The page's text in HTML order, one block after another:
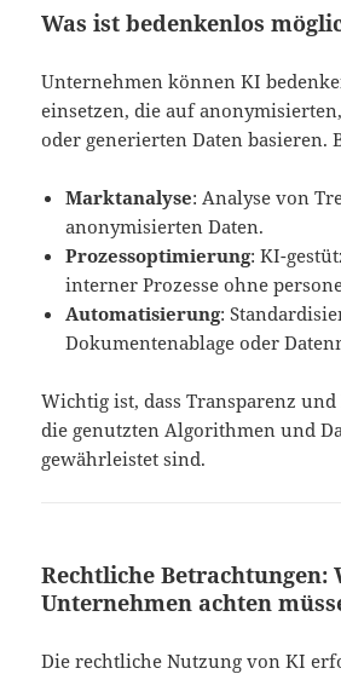
Was ist bedenkenlos
Unternehmen können KI
einsetzen, die auf
oder generierten Daten basieren.
Marktanalyse: Analyse von
anonymisierten Daten.
Prozessoptimierung: KI-
interner Prozesse ohne
Automatisierung:
Dokumentenablage oder
Wichtig ist, dass Transparenz
die genutzten Algorithmen und
gewährleistet sind.
Rechtliche Betrachtungen:
Unternehmen achten
Die rechtliche Nutzung von KI